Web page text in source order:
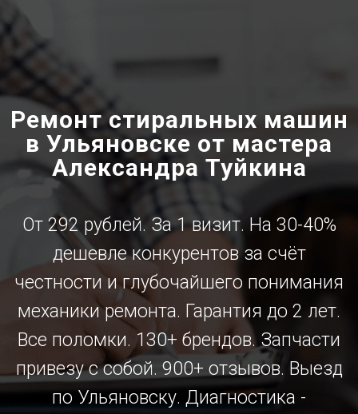
Ремонт стиральных машин
в Ульяновске от мастера
Александра Туйкина
От 292 рублей. За 1 визит. На 30-40%
дешевле конкурентов за счёт
честности и глубочайшего понимания
механики ремонта. Гарантия до 2 лет.
Все поломки. 130+ брендов. Запчасти
привезу с собой. 900+ отзывов. Выезд
по Ульяновску. Диагностика -